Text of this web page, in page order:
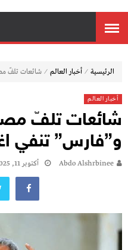
الرئيسية ⁄ أخبار العالم ⁄ شائعات تلفّ
أخبار العالم
شائعات تلفّ
و”فارس” تنفي
Abdo Alshrbinee أكتوبر 11, 2025